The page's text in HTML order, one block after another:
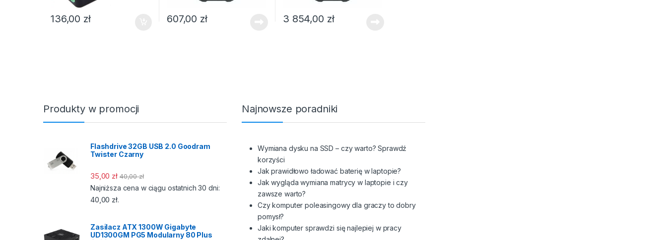
136,00 zł 607,00 zł 3 854,00 zł
Produkty w promocji
Flashdrive 32GB USB 2.0 Goodram
Twister Czarny
35,00 zł 40,00zł
Najniższa cena w ciągu ostatnich 30 dni:
40,00 zł.
Zasilacz ATX 1300W Gigabyte
UD1300GM PG5 Modularny 80 Plus
Najnowsze poradniki
Wymiana dysku na SSD – czy warto? Sprawdź
korzyści
Jak prawidłowo ładować baterię w laptopie?
Jak wygląda wymiana matrycy w laptopie i czy
zawsze warto?
Czy komputer poleasingowy dla graczy to dobry
pomysł?
Jaki komputer sprawdzi się najlepiej w pracy